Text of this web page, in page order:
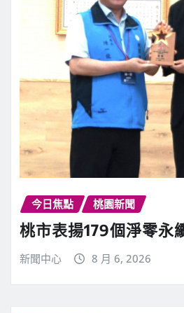
今日焦點 桃園新聞
桃市表揚179個淨零永
新聞中心 8 月 6, 2026